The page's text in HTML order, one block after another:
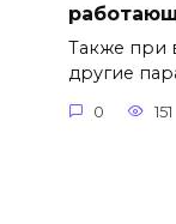
Также при
другие
0 151